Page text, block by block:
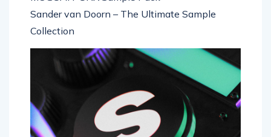
MOGUAI PUNX Sample Pack
Sander van Doorn – The Ultimate Sample